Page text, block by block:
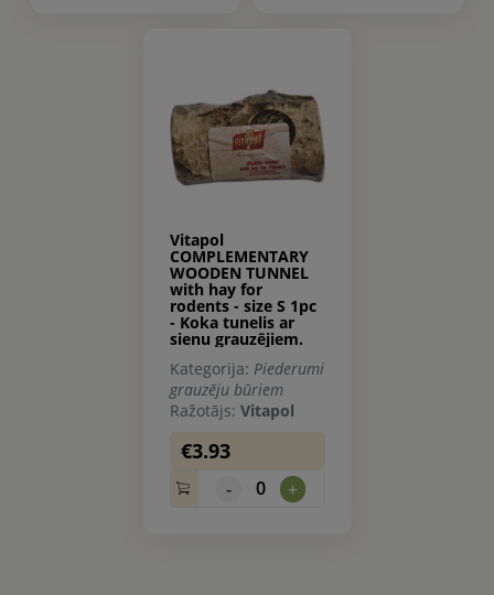
Vitapol
COMPLEMENTARY
WOODEN TUNNEL
with hay for
rodents - size S 1pc
- Koka tunelis ar
sienu grauzējiem.
Kategorija: Piederumi
grauzēju būriem
Ražotājs: Vitapol
€3.93
- 0 +